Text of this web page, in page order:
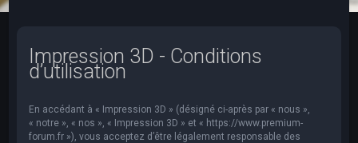
Impression 3D - Conditions
d’utilisation
En accédant à « Impression 3D » (désigné ci-après par « nous »,
« notre », « nos », « Impression 3D » et « https://www.premium-
forum.fr »), vous acceptez d’être légalement responsable des